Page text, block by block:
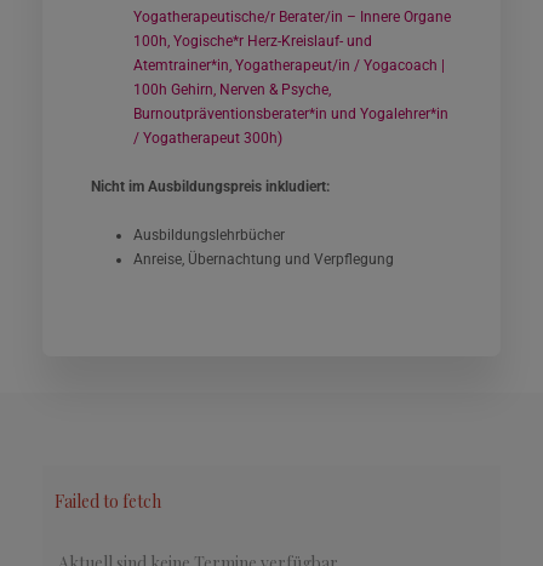
Yogatherapeutische/r Berater/in – Innere Organe
100h, Yogische*r Herz-Kreislauf- und
Atemtrainer*in, Yogatherapeut/in / Yogacoach |
100h Gehirn, Nerven & Psyche,
Burnoutpräventionsberater*in und Yogalehrer*in
/ Yogatherapeut 300h)
Nicht im Ausbildungspreis inkludiert:
Ausbildungslehrbücher
Anreise, Übernachtung und Verpflegung
Failed to fetch